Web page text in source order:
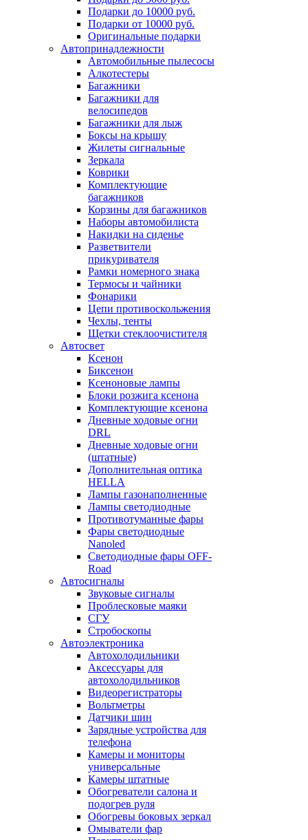
Подарки до 10000 руб.
Подарки от 10000 руб.
Оригинальные подарки
Автопринадлежности
Автомобильные пылесосы
Алкотестеры
Багажники
Багажники для
велосипедов
Багажники для лыж
Боксы на крышу
Жилеты сигнальные
Зеркала
Коврики
Комплектующие
багажников
Корзины для багажников
Наборы автомобилиста
Накидки на сиденье
Разветвители
прикуривателя
Рамки номерного знака
Термосы и чайники
Фонарики
Цепи противоскольжения
Чехлы, тенты
Щетки стеклоочистителя
Автосвет
Ксенон
Биксенон
Ксеноновые лампы
Блоки розжига ксенона
Комплектующие ксенона
Дневные ходовые огни
DRL
Дневные ходовые огни
(штатные)
Дополнительная оптика
HELLA
Лампы газонаполненные
Лампы светодиодные
Противотуманные фары
Фары светодиодные
Nanoled
Светодиодные фары OFF-
Road
Автосигналы
Звуковые сигналы
Проблесковые маяки
СГУ
Стробоскопы
Автоэлектроника
Автохолодильники
Аксессуары для
автохолодильников
Видеорегистраторы
Вольтметры
Датчики шин
Зарядные устройства для
телефона
Камеры и мониторы
универсальные
Камеры штатные
Обогреватели салона и
подогрев руля
Обогревы боковых зеркал
Омыватели фар